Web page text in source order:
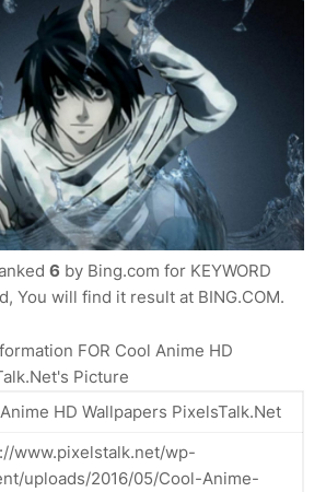
6 by Bing.com for KEYWORD
You will find it result at BING.COM.
FOR Cool Anime HD
Picture
HD Wallpapers PixelsTalk.Net
www.pixelstalk.net/wp-
uploads/2016/05/Cool-Anime-